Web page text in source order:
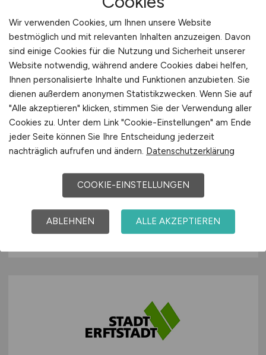
Pflegefachkraft(m/w/d)in der
Caritasverband für die Stadt Bonn e. V.
26.07.2026
Bonn
Wir verwenden Cookies, um Ihnen unsere Website
bestmöglich und mit relevanten Inhalten anzuzeigen. Davon
sind einige Cookies für die Nutzung und Sicherheit unserer
Website notwendig, während andere Cookies dabei helfen,
Ihnen personalisierte Inhalte und Funktionen anzubieten. Sie
dienen außerdem anonymen Statistikzwecken. Wenn Sie auf
"Alle akzeptieren" klicken, stimmen Sie der Verwendung aller
Cookies zu. Unter dem Link "Cookie-Einstellungen" am Ende
jeder Seite können Sie Ihre Entscheidung jederzeit
nachträglich aufrufen und ändern. Datenschutzerklärung
COOKIE-EINSTELLUNGEN
ABLEHNEN ALLE AKZEPTIEREN